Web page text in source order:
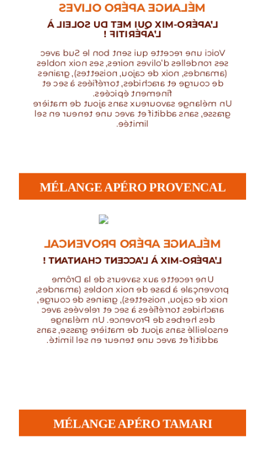
MÉLANGE APÉRO OLIVES
L’APÉRO-MIX QUI MET DU SOLEIL À
L’APÉRITIF !
Voici une recette qui sent bon le Sud avec
ses rondelles d’olives noires, ses noix nobles
(amandes, noix de cajou, noisettes), graines
de courge et arachides, torréfiées à sec et
finement épicées.
Un mélange savoureux sans ajout de matière
grasse, sans additif et avec une teneur en sel
limitée.
MÉLANGE APÉRO PROVENCAL
MÉLANGE APÉRO PROVENCAL
L’APÉRO-MIX À L’ACCENT CHANTANT !
Une recette aux saveurs de la Drôme
provençale à base de noix nobles (amandes,
noix de cajou, noisettes), graines de courge,
arachides torréfiées à sec et relevées avec
des herbes de Provence. Un mélange
ensoleillé sans ajout de matière grasse, sans
additif et avec une teneur en sel limité.
MÉLANGE APÉRO TAMARI